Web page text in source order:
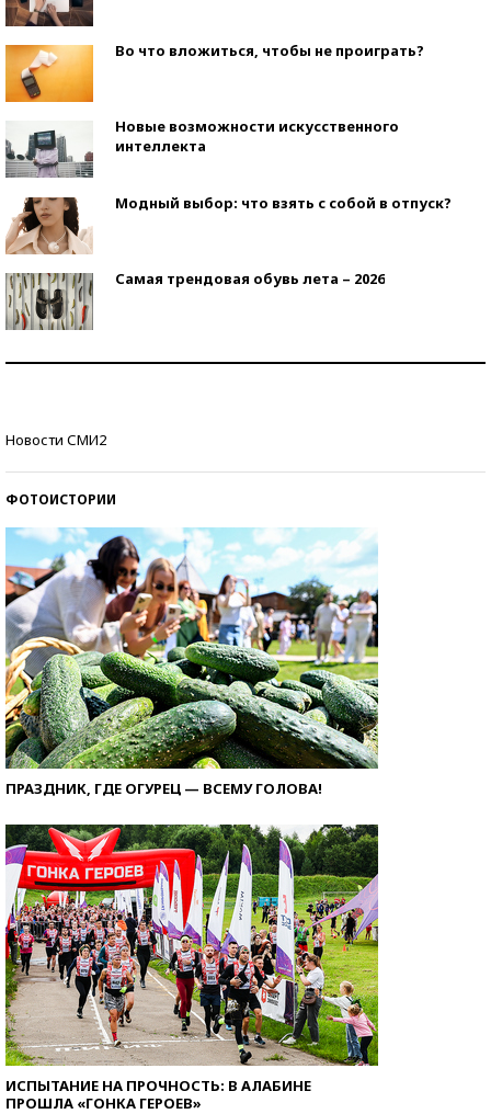
Во что вложиться, чтобы не проиграть?
Новые возможности искусственного
интеллекта
Модный выбор: что взять с собой в отпуск?
Самая трендовая обувь лета – 2026
Новости СМИ2
ФОТОИСТОРИИ
ПРАЗДНИК, ГДЕ ОГУРЕЦ — ВСЕМУ ГОЛОВА!
ИСПЫТАНИЕ НА ПРОЧНОСТЬ: В АЛАБИНЕ
ПРОШЛА «ГОНКА ГЕРОЕВ»